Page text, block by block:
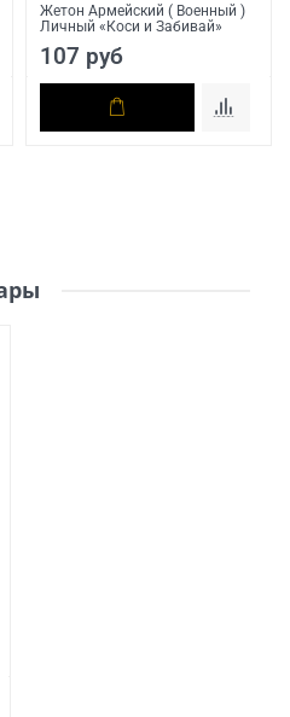
Жетон Армейский ( Военный )
Личный «Коси и Забивай»
107 руб